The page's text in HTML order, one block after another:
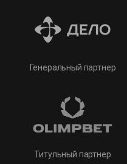
Генеральный партнер
Титульный партнер